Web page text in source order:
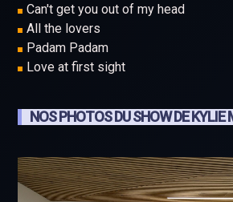
Can't get you out of my head
All the lovers
Padam Padam
Love at first sight
NOS PHOTOS DU SHOW DE KYLIE